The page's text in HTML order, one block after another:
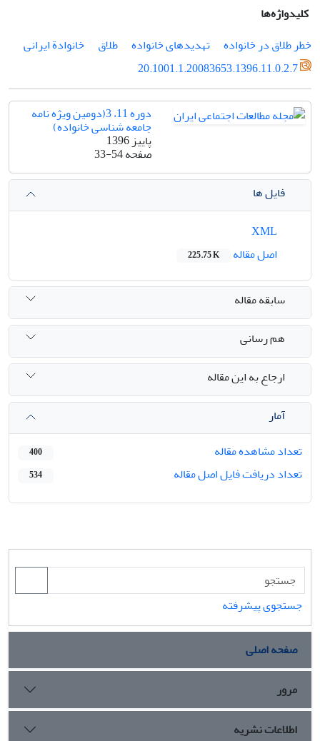
کلیدواژه‌ها
خطر طلاق در خانواده
تهدیدهای خانواده طلاق
خانوادة ایرانی
20.1001.1.20083653.1396.11.0.2.7
دوره 11، 3(دومین ویژه نامه
جامعه شناسی خانواده)
پاییز 1396
صفحه33-54
فایل ها
اصل مقاله
225.75 K
سابقه مقاله
هم رسانی
ارجاع به این مقاله
آمار
تعداد مشاهده مقاله
400
تعداد دریافت فایل اصل مقاله 534
جستجوی پیشرفته
صفحه اصلی
مرور
اطلاعات نشریه